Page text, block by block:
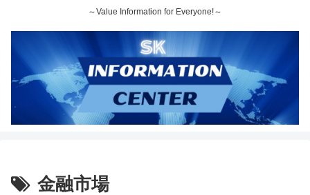
～Value Information for Everyone!～
金融市場